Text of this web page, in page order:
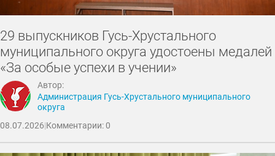
29 выпускников Гусь-Хрустального
муниципального округа удостоены медалей
«За особые успехи в учении»
Автор:
Администрация Гусь-Хрустального муниципального
округа
08.07.2026|Комментарии: 0